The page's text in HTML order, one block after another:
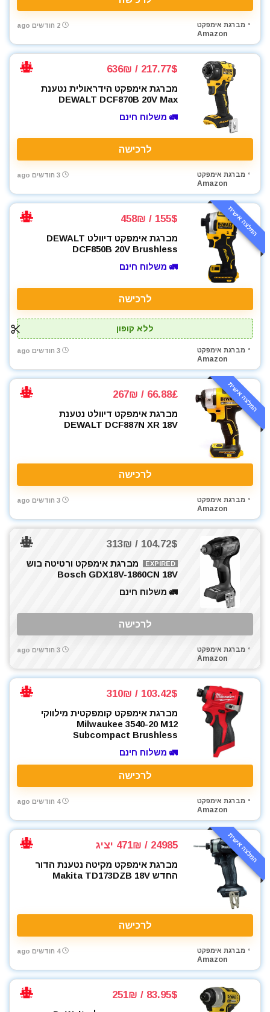
פלס
פנסים ותאורה
קומבו 3 כלים
קומבו 4 כלים
קומבו 5 כלים
קומבו 6 כלים
קומבו 7 כלים
קונגו / פטיש חציבה
ראטצ'ט נטען
ראטצ'ט נטען / חשמלי
רתכות
רתכת MIG CO2
רתכת אלקטרונית
רתכת ארגון TIG
שואבי אבק
תיקי כלי עבודה
All categories
מברגת אימפקט
Amazon
2 חודשים ago
217.77$ / 636₪
מברגת אימפקט הידראולית נטענת
DEWALT DCF870B 20V Max
🚛 משלוח חינם
לרכישה
מברגת אימפקט
Amazon
3 חודשים ago
המלצה אישית 155$ / 458₪
מברגת אימפקט דיוולט DEWALT
DCF850B 20V Brushless
🚛 משלוח חינם
לרכישה
ללא קופון
מברגת אימפקט
Amazon
3 חודשים ago
המלצה אישית 66.88£ / 267₪
מברגת אימפקט דיוולט נטענת
DEWALT DCF887N XR 18V
לרכישה
מברגת אימפקט
Amazon
3 חודשים ago
104.72$ / 313₪
EXPIRED
מברגת אימפקט ורטיטה בוש
Bosch GDX18V-1860CN 18V
🚛 משלוח חינם
לרכישה
מברגת אימפקט
Amazon
3 חודשים ago
103.42$ / 310₪
מברגת אימפקט קומפקטית מילווקי
Milwaukee 3540-20 M12
Subcompact Brushless
🚛 משלוח חינם
לרכישה
מברגת אימפקט
Amazon
4 חודשים ago
המלצה אישית 24985 / 471₪ יציג
מברגת אימפקט מקיטה נטענת הדור
החדש Makita TD173DZB 18V
לרכישה
מברגת אימפקט
Amazon
4 חודשים ago
83.95$ / 251₪